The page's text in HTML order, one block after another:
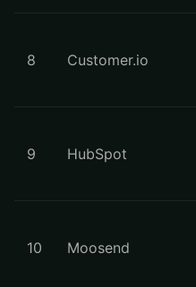
8 Customer.io
9 HubSpot
10 Moosend